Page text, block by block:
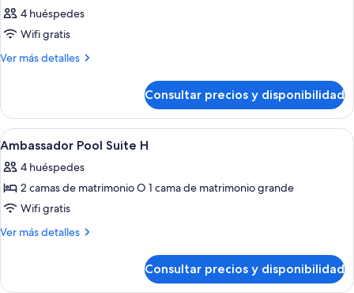
4 huéspedes
Wifi gratis
Ver más detalles
Más
Consultar precios y disponibilidad
Abrir
todas
las
fotos
de
Ambassador
H
Habitación de hotel moderna con
6
Ambassador Pool Suite H
4 huéspedes
2 camas de matrimonio O 1 cama de matrimonio grande
Wifi gratis
Ver más detalles
Más
Pool
Consultar precios y disponibilidad